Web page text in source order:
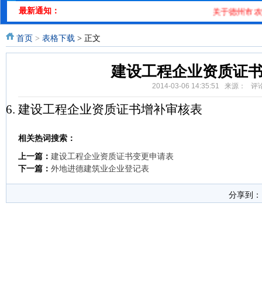
最新通知： 关于德州市农
首页 > 表格下载 > 正文
建设工程企业资质证
2014-03-06 14:35:51 来源： 评
建设工程企业资质证书增补审核表
相关热词搜索：
上一篇： 建设工程企业资质证书变更申请表
下一篇： 外地进德建筑业企业登记表
分享到